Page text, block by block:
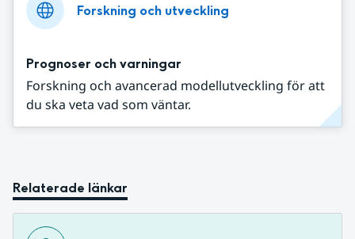
Forskning och utveckling
Prognoser och varningar
Forskning och avancerad modellutveckling för att
du ska veta vad som väntar.
Relaterade länkar